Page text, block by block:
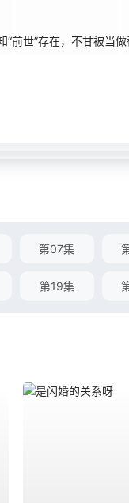
前世”存在，不甘被当
第07集
第19集